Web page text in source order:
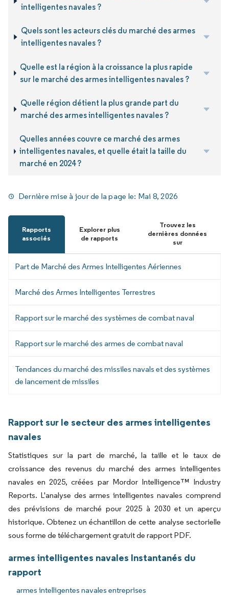
intelligentes navales ?
Quels sont les acteurs clés du marché des armes
intelligentes navales ?
Quelle est la région à la croissance la plus rapide
sur le marché des armes intelligentes navales ?
Quelle région détient la plus grande part du
marché des armes intelligentes navales ?
Quelles années couvre ce marché des armes
intelligentes navales, et quelle était la taille du
marché en 2024 ?
Dernière mise à jour de la page le: Mai 8, 2026
Rapports
associés
Explorer plus
de rapports
Trouvez les
dernières données
sur
Part de Marché des Armes Intelligentes Aériennes
Marché des Armes Intelligentes Terrestres
Rapport sur le marché des systèmes de combat naval
Rapport sur le marché des armes de combat naval
Tendances du marché des missiles navals et des systèmes
de lancement de missiles
Rapport sur le secteur des armes intelligentes
navales
Statistiques sur la part de marché, la taille et le taux de
croissance des revenus du marché des armes intelligentes
navales en 2025, créées par Mordor Intelligence™ Industry
Reports. L'analyse des armes intelligentes navales comprend
des prévisions de marché pour 2025 à 2030 et un aperçu
historique. Obtenez un échantillon de cette analyse sectorielle
sous forme de téléchargement gratuit de rapport PDF.
armes intelligentes navales Instantanés du
rapport
armes intelligentes navales entreprises